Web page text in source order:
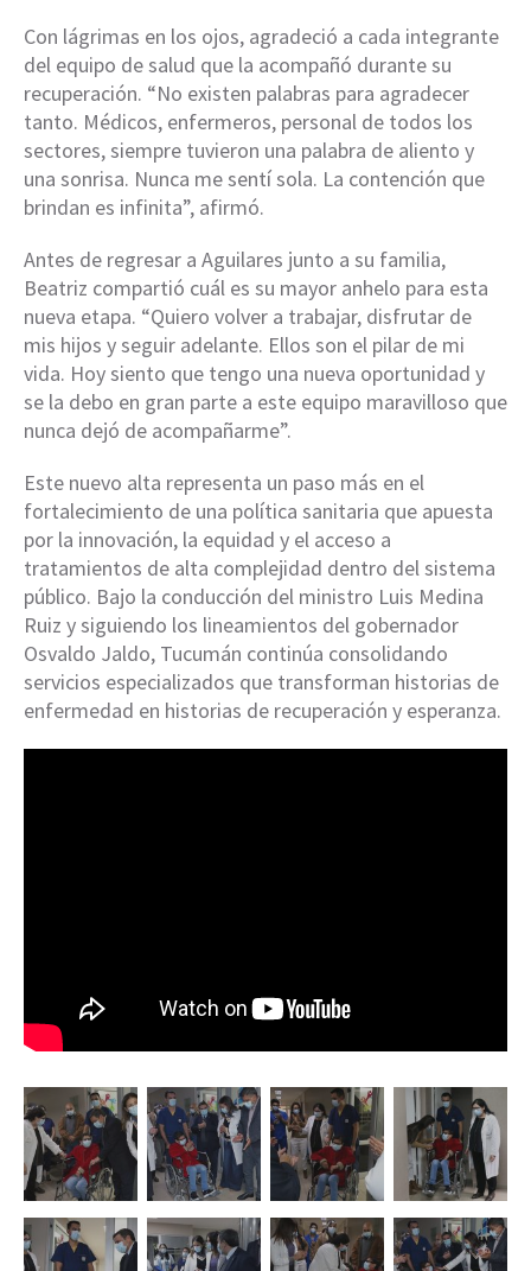
Con lágrimas en los ojos, agradeció a cada integrante
del equipo de salud que la acompañó durante su
recuperación. “No existen palabras para agradecer
tanto. Médicos, enfermeros, personal de todos los
sectores, siempre tuvieron una palabra de aliento y
una sonrisa. Nunca me sentí sola. La contención que
brindan es infinita”, afirmó.
Antes de regresar a Aguilares junto a su familia,
Beatriz compartió cuál es su mayor anhelo para esta
nueva etapa. “Quiero volver a trabajar, disfrutar de
mis hijos y seguir adelante. Ellos son el pilar de mi
vida. Hoy siento que tengo una nueva oportunidad y
se la debo en gran parte a este equipo maravilloso que
nunca dejó de acompañarme”.
Este nuevo alta representa un paso más en el
fortalecimiento de una política sanitaria que apuesta
por la innovación, la equidad y el acceso a
tratamientos de alta complejidad dentro del sistema
público. Bajo la conducción del ministro Luis Medina
Ruiz y siguiendo los lineamientos del gobernador
Osvaldo Jaldo, Tucumán continúa consolidando
servicios especializados que transforman historias de
enfermedad en historias de recuperación y esperanza.